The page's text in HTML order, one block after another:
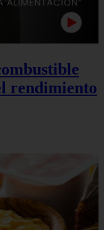
rendimiento